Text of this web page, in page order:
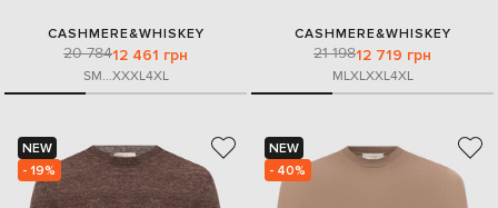
CASHMERE&WHISKEY
20 78412 461 грн
SM...XXXL4XL
CASHMERE&WHISKEY
21 19812 719 грн
MLXLXXL4XL
NEW
- 19%
NEW
- 40%